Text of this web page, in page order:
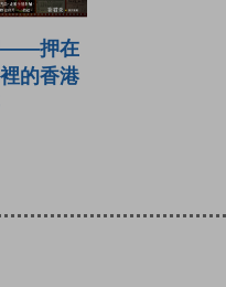
——押在
的香港